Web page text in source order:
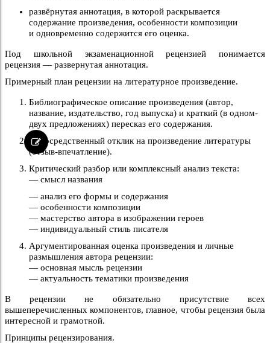
развёрнутая аннотация, в которой раскрывается
содержание произведения, особенности композиции
и одновременно содержится его оценка.
Под школьной экзаменационной рецензией понимается
рецензия — развернутая аннотация.
Примерный план рецензии на литературное произведение.
Библиографическое описание произведения (автор,
название, издательство, год выпуска) и краткий (в одном-
двух предложениях) пересказ его содержания.
Непосредственный отклик на произведение литературы
(отзыв-впечатление).
Критический разбор или комплексный анализ текста:
— смысл названия
— анализ его формы и содержания
— особенности композиции
— мастерство автора в изображении героев
— индивидуальный стиль писателя
Аргументированная оценка произведения и личные
размышления автора рецензии:
— основная мысль рецензии
— актуальность тематики произведения
В рецензии не обязательно присутствие всех
вышеперечисленных компонентов, главное, чтобы рецензия была
интересной и грамотной.
Принципы рецензирования.